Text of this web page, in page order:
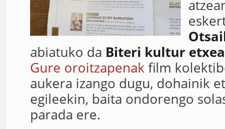
abiatuko da Biteri kultur
Gure oroitzapenak film
aukera izango dugu, dohainik
egileekin, baita ondorengo
parada ere.